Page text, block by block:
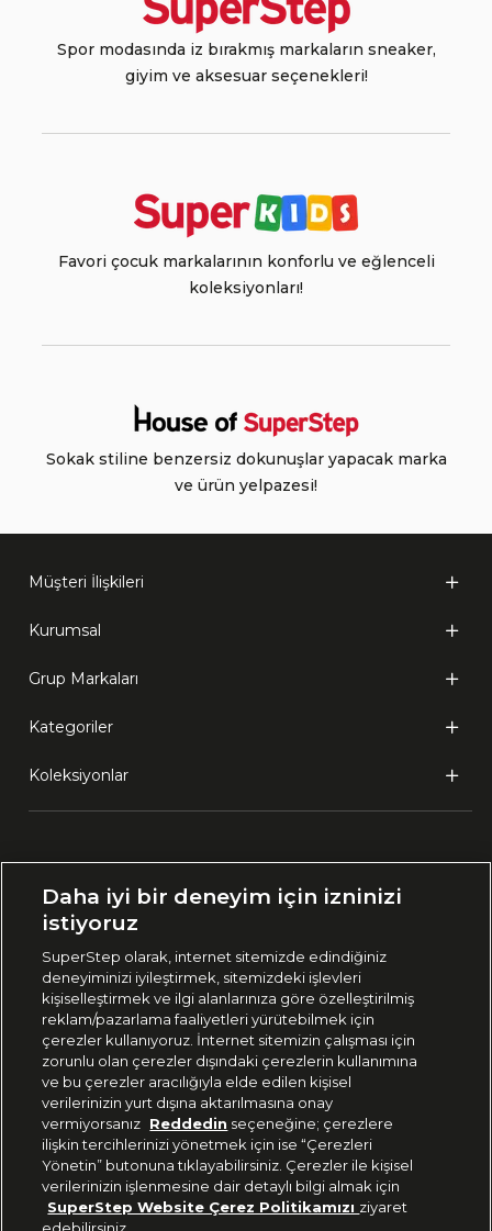
Spor modasında iz bırakmış markaların sneaker,
giyim ve aksesuar seçenekleri!
Favori çocuk markalarının konforlu ve eğlenceli
koleksiyonları!
Sokak stiline benzersiz dokunuşlar yapacak marka
ve ürün yelpazesi!
Müşteri İlişkileri
Kurumsal
Grup Markaları
Kategoriler
Koleksiyonlar
🇹🇷 Türkiye
444 37 36
Uygulamadan Takip Edin
Bizi Takip Edin
Daha iyi bir deneyim için izninizi
istiyoruz
SuperStep olarak, internet sitemizde edindiğiniz
deneyiminizi iyileştirmek, sitemizdeki işlevleri
kişiselleştirmek ve ilgi alanlarınıza göre özelleştirilmiş
reklam/pazarlama faaliyetleri yürütebilmek için
çerezler kullanıyoruz. İnternet sitemizin çalışması için
zorunlu olan çerezler dışındaki çerezlerin kullanımına
ve bu çerezler aracılığıyla elde edilen kişisel
verilerinizin yurt dışına aktarılmasına onay
vermiyorsanız Reddedin seçeneğine; çerezlere
ilişkin tercihlerinizi yönetmek için ise “Çerezleri
Yönetin” butonuna tıklayabilirsiniz. Çerezler ile kişisel
verilerinizin işlenmesine dair detaylı bilgi almak için
SuperStep Website Çerez Politikamızı ziyaret